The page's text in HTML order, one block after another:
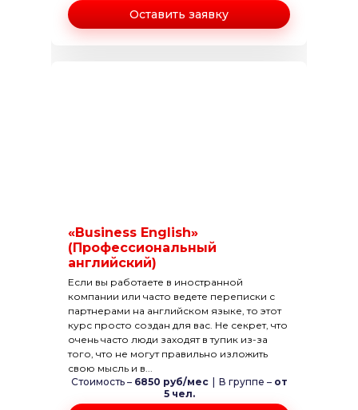
Оставить заявку
«Business English»
(Профессиональный
английский)
Если вы работаете в иностранной
компании или часто ведете переписки с
партнерами на английском языке, то этот
курс просто создан для вас. Не секрет, что
очень часто люди заходят в тупик из-за
того, что не могут правильно изложить
свою мысль и в...
Стоимость – 6850 руб/мес В группе – от
5 чел.